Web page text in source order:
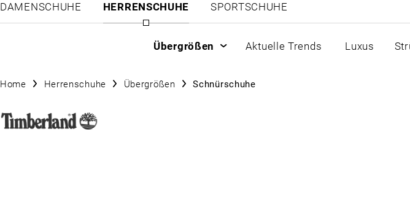
DAMENSCHUHE
HERRENSCHUHE SPORTSCHUHE
Übergrößen Aktuelle Trends Luxus
Home Herrenschuhe Übergrößen Schnürschuhe